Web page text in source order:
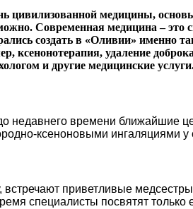
медицины,
Современная медицина –
создать в «Оливии» именно
ксенонотерапия, удаление
и другие медицинские
недавнего времени ближайшие
ксеноновыми ингаляциями у
приветливые
специалисты посвятят